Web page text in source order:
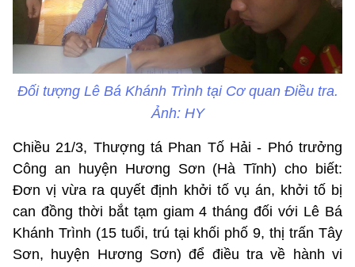
Đối tượng Lê Bá Khánh Trình tại Cơ quan Điều tra.
Ảnh: HY
Chiều 21/3, Thượng tá Phan Tố Hải - Phó trưởng
Công an huyện Hương Sơn (Hà Tĩnh) cho biết:
Đơn vị vừa ra quyết định khởi tố vụ án, khởi tố bị
can đồng thời bắt tạm giam 4 tháng đối với Lê Bá
Khánh Trình (15 tuổi, trú tại khối phố 9, thị trấn Tây
Sơn, huyện Hương Sơn) để điều tra về hành vi